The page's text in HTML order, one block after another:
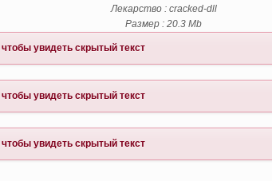
Лекарство : cracked-dll
Размер : 20.3 Mb
чтобы увидеть скрытый текст
чтобы увидеть скрытый текст
чтобы увидеть скрытый текст